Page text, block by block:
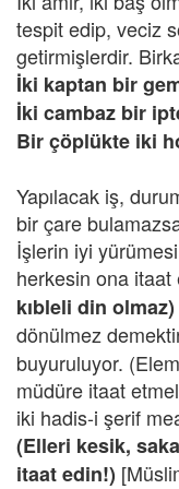
tespit edip, veciz
getirmişlerdir.
İki kaptan bir
İki cambaz bir
Bir çöplükte iki
Yapılacak iş,
bir çare
İşlerin iyi
herkesin ona itaat
kıbleli din olmaz)
dönülmez
buyuruluyor.
müdüre itaat
iki hadis-i şerif
(Elleri kesik,
itaat edin!)